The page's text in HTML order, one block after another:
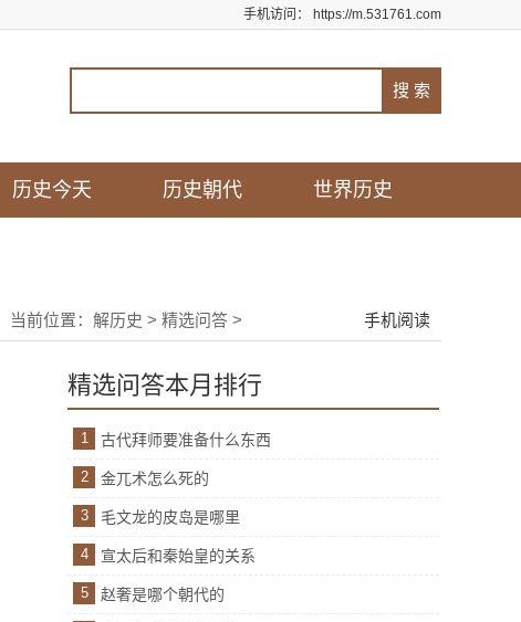
手机访问： https://m.531761.com
历史今天 历史朝代 世界历史
当前位置： 解历史 > 精选问答 > 手机阅读
精选问答本月排行
1 古代拜师要准备什么东西
2 金兀术怎么死的
3 毛文龙的皮岛是哪里
4 宣太后和秦始皇的关系
5 赵奢是哪个朝代的